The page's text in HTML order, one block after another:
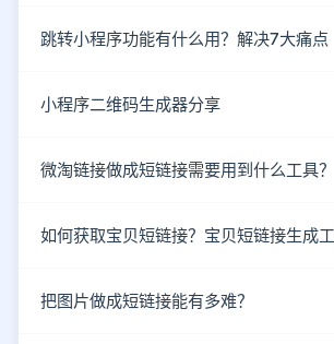
跳转小程序功能有什么用？解决7大痛点
小程序二维码生成器分享
微淘链接做成短链接需要用到什么工具？
如何获取宝贝短链接？宝贝短链接生成
把图片做成短链接能有多难？